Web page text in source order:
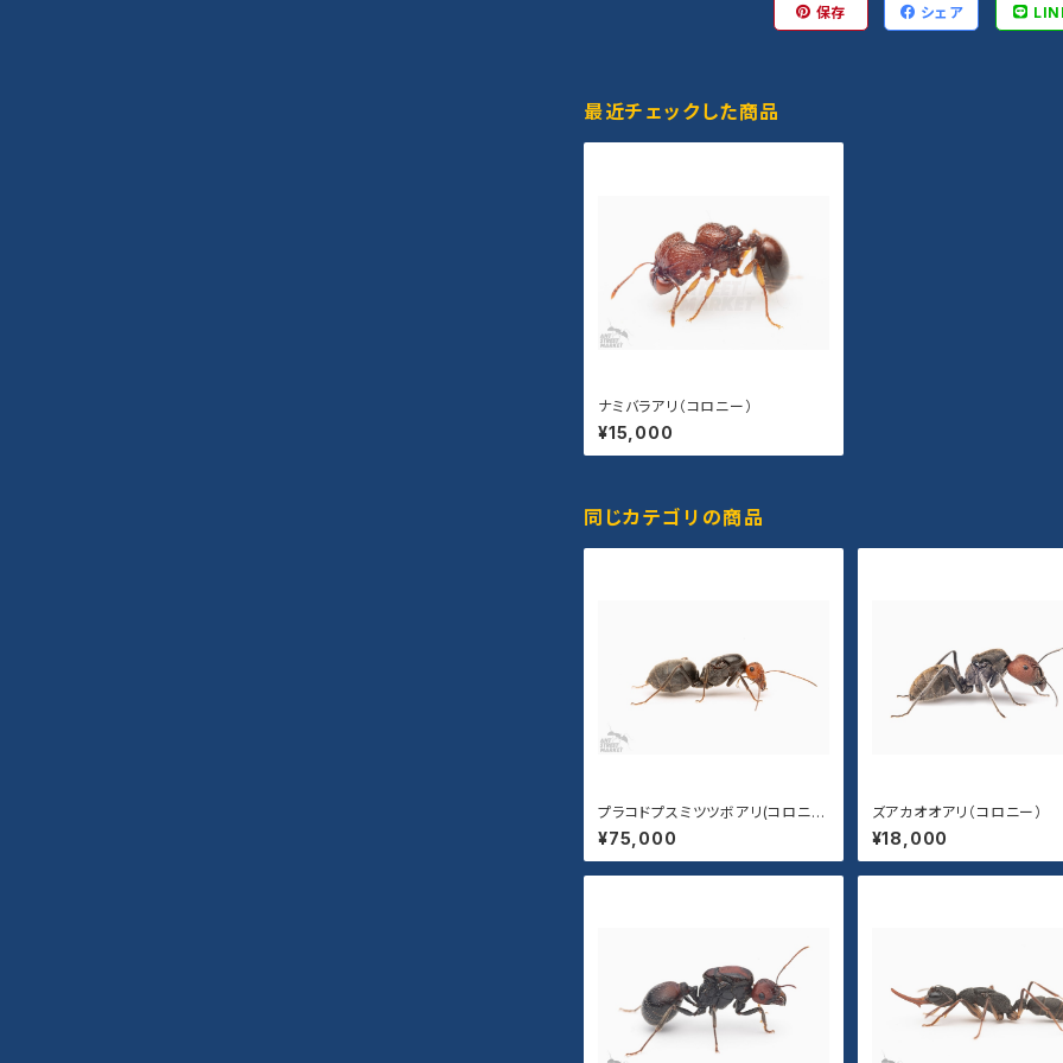
保存 シェア
最近チェックした商品
ナミバラアリ（コロニー）
¥15,000
同じカテゴリの商品
プラコドプスミツツボアリ(コロニ
ー)
¥75,000
ズアカオオアリ（コロニー）
¥18,000